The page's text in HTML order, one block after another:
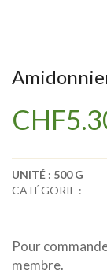
CHF
UNITÉ : 500 G
CATÉGORIE :
Pour
membre.